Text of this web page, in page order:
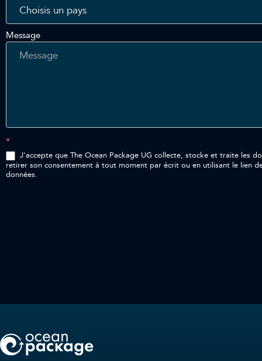
Message
*
J'accepte que The Ocean Package UG collecte, stocke et traite les
retirer son consentement à tout moment par écrit ou en utilisant le lien
données.